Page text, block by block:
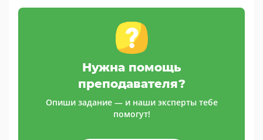
Нужна помощь
преподавателя?
Опиши задание — и наши эксперты тебе
помогут!